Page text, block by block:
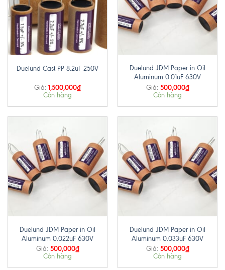
Duelund Cast PP 8.2uF 250V
Giá: 1,500,000₫
Còn hàng
Duelund JDM Paper in Oil
Aluminum 0.01uF 630V
Giá: 500,000₫
Còn hàng
Duelund JDM Paper in Oil
Aluminum 0.022uF 630V
Giá: 500,000₫
Còn hàng
Duelund JDM Paper in Oil
Aluminum 0.033uF 630V
Giá: 500,000₫
Còn hàng